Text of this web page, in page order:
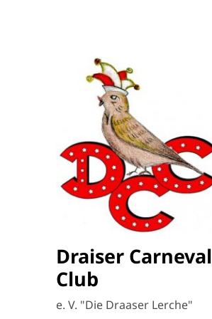
Draiser Carneval
Club
e. V. "Die Draaser Lerche"